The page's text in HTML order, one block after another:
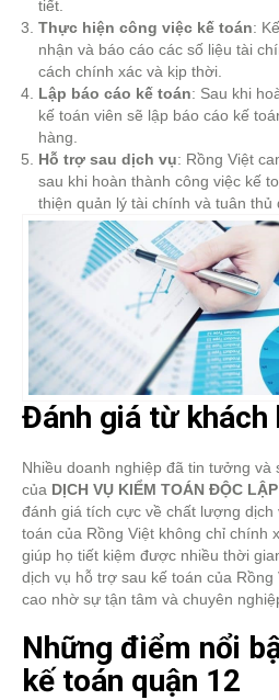
tiết.
Thực hiện công việc kế toán:
nhận và báo cáo các số liệu tài
cách chính xác và kịp thời.
Lập báo cáo kế toán: Sau khi
kế toán viên sẽ lập báo cáo kế
hàng.
Hỗ trợ sau dịch vụ: Rồng Việt
sau khi hoàn thành công việc kế
thiện quản lý tài chính và tuân thủ
Đánh giá từ khách
Nhiều doanh nghiệp đã tin tưởng và
của DỊCH VỤ KIỂM TOÁN ĐỘC
đánh giá tích cực về chất lượng dịch
toán của Rồng Việt không chỉ chính
giúp họ tiết kiệm được nhiều thời
dịch vụ hỗ trợ sau kế toán của
cao nhờ sự tận tâm và chuyên
Những điểm nổi
kế toán quận 12